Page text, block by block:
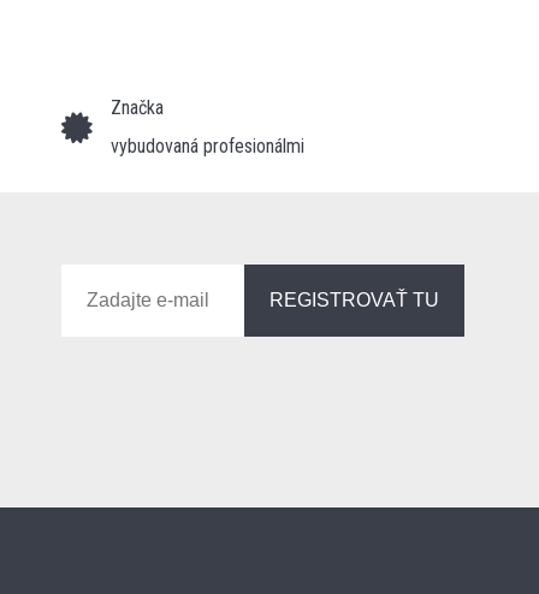
Značka
vybudovaná profesionálmi
REGISTROVAŤ TU